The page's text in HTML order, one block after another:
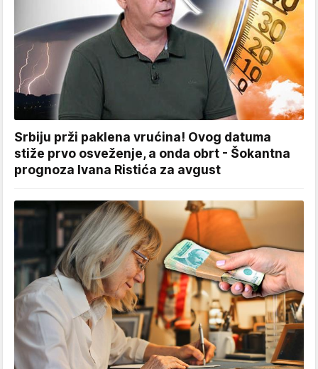
Srbiju prži paklena vrućina! Ovog datuma
stiže prvo osveženje, a onda obrt - Šokantna
prognoza Ivana Ristića za avgust